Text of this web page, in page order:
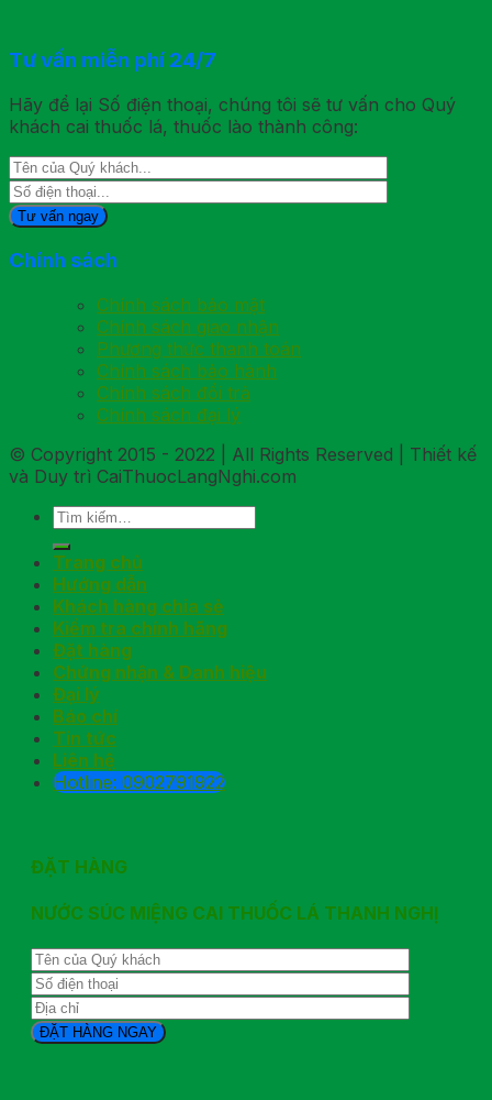
Tư vấn miễn phí 24/7
Hãy để lại Số điện thoại, chúng tôi sẽ tư vấn cho Quý
khách cai thuốc lá, thuốc lào thành công:
Chính sách
Chính sách bảo mật
Chính sách giao nhận
Phương thức thanh toán
Chính sách bảo hành
Chính sách đổi trả
Chính sách đại lý
© Copyright 2015 - 2022 | All Rights Reserved | Thiết kế
và Duy trì CaiThuocLangNghi.com
Trang chủ
Hướng dẫn
Khách hàng chia sẻ
Kiểm tra chính hãng
Đặt hàng
Chứng nhận & Danh hiệu
Đại lý
Báo chí
Tin tức
Liên hệ
Hotline: 0902791922
ĐẶT HÀNG
NƯỚC SÚC MIỆNG CAI THUỐC LÁ THANH NGHỊ